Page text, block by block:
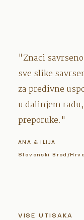
ANA & ILIJA
Slavonski Brod/
"Znaci
sve slike
za predivne
u dalinjem
preporuke."
VISE UTISAKA